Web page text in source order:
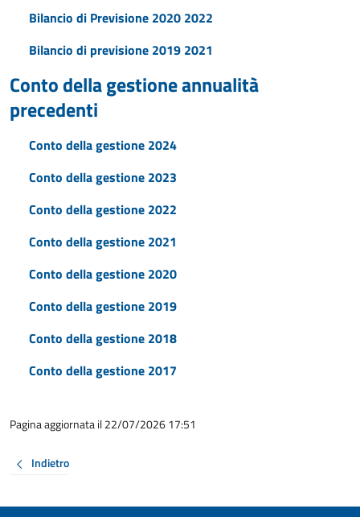
Bilancio di Previsione 2020 2022
Bilancio di previsione 2019 2021
Conto della gestione annualità
precedenti
Conto della gestione 2024
Conto della gestione 2023
Conto della gestione 2022
Conto della gestione 2021
Conto della gestione 2020
Conto della gestione 2019
Conto della gestione 2018
Conto della gestione 2017
Pagina aggiornata il 22/07/2026 17:51
Indietro